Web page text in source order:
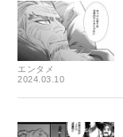
エンタメ
2024.03.10